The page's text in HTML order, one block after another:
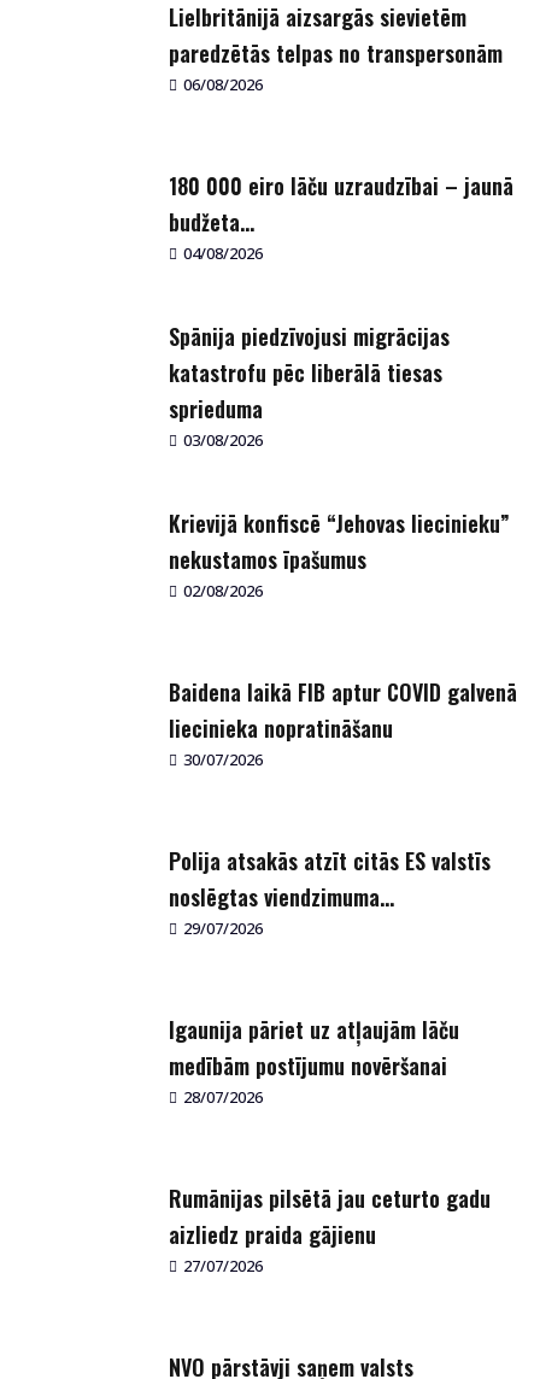
Lielbritānijā aizsargās sievietēm
paredzētās telpas no transpersonām
06/08/2026
180 000 eiro lāču uzraudzībai – jaunā
budžeta...
04/08/2026
Spānija piedzīvojusi migrācijas
katastrofu pēc liberālā tiesas
sprieduma
03/08/2026
Krievijā konfiscē “Jehovas liecinieku”
nekustamos īpašumus
02/08/2026
Baidena laikā FIB aptur COVID galvenā
liecinieka nopratināšanu
30/07/2026
Polija atsakās atzīt citās ES valstīs
noslēgtas viendzimuma...
29/07/2026
Igaunija pāriet uz atļaujām lāču
medībām postījumu novēršanai
28/07/2026
Rumānijas pilsētā jau ceturto gadu
aizliedz praida gājienu
27/07/2026
NVO pārstāvji saņem valsts